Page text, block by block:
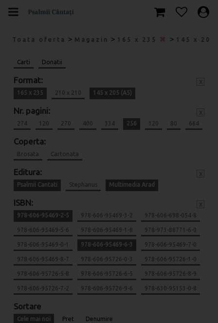
Toata oferta > Magazin > 165 x 235 > 145 x
Carti Donatii
Format:
165 x 235 210 x 210 145 x 205 (A5)
Nr. pagini:
274 120 270 400 334 256 120 80 664
Coperta:
Brosata Cartonata
Editura:
Psalmii Cantati Stephanus Multimedia Arad
ISBN:
978-606-95469-2-5 978-606-95469-3-2 978-606-698-054-8
978-606-95469-5-6 978-606-95469-1-8 978-973-88771-6-0
978-606-95469-0-1 978-606-95469-6-3 978-606-95469-7-0
978-606-95469-8-7 978-606-95726-0-3 978-606-95726-1-0
978-606-95726-5-8 978-606-95726-6-5 978-606-95726-8-9
978-606-95726-7-2 978-606-95726-9-6 978-630-95153-0-8
Sortare
Cele mai noi Pret Denumire